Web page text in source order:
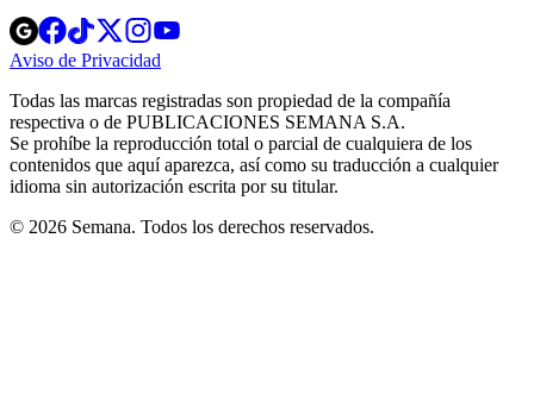
Opens
in
new
Opens
in
new
Opens
in
new
window
Opens
new
windowwindow
Aviso de Privacidad
new
window
Todas las marcas registradas son propiedad de la compañía
respectiva o de PUBLICACIONES SEMANA S.A.
Se prohíbe la reproducción total o parcial de cualquiera de los
contenidos que aquí aparezca, así como su traducción a cualquier
idioma sin autorización escrita por su titular.
© 2026 Semana. Todos los derechos reservados.